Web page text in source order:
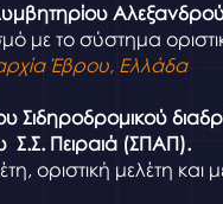
με το σύστημα
Έβρου, Ελλάδα
Σιδηροδρομικού
Σ.Σ. Πειραιά (ΣΠΑΠ).
οριστική μελέτη και